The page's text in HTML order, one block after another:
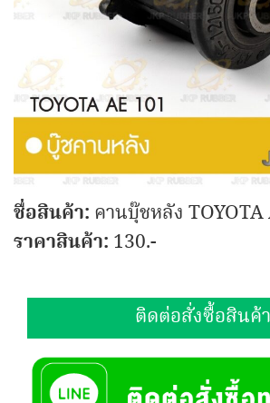
ชื่อสินค้า: คานบุ๊ชหลัง TOYOTA
ราคาสินค้า: 130.-
ติดต่อสั่งซื้อสินค้า